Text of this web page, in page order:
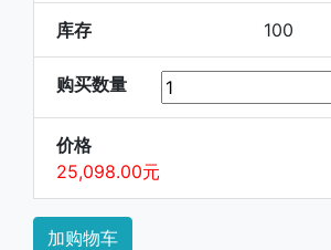
库存 100
购买数量
价格
25,098.00元
加购物车